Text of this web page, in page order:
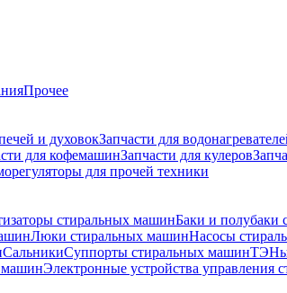
Прочее
и духовокЗапчасти для
для кофемашинЗапчасти для кулеров
для прочей техники
стиральных машинБаки и полубаки
Люки стиральных машинНасосы
СальникиСуппорты стиральных машинТЭНы
машинЭлектронные устройства управления